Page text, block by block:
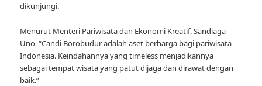
dikunjungi.
Menurut Menteri Pariwisata dan Ekonomi Kreatif, Sandiaga
Uno, “Candi Borobudur adalah aset berharga bagi pariwisata
Indonesia. Keindahannya yang timeless menjadikannya
sebagai tempat wisata yang patut dijaga dan dirawat dengan
baik.”